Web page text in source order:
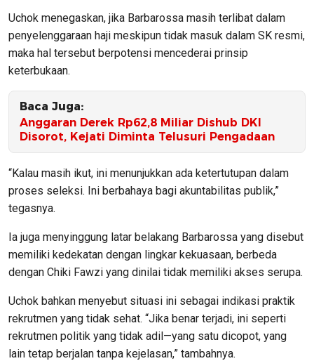
Uchok menegaskan, jika Barbarossa masih terlibat dalam
penyelenggaraan haji meskipun tidak masuk dalam SK resmi,
maka hal tersebut berpotensi mencederai prinsip
keterbukaan.
Baca Juga:
Anggaran Derek Rp62,8 Miliar Dishub DKI
Disorot, Kejati Diminta Telusuri Pengadaan
“Kalau masih ikut, ini menunjukkan ada ketertutupan dalam
proses seleksi. Ini berbahaya bagi akuntabilitas publik,”
tegasnya.
Ia juga menyinggung latar belakang Barbarossa yang disebut
memiliki kedekatan dengan lingkar kekuasaan, berbeda
dengan Chiki Fawzi yang dinilai tidak memiliki akses serupa.
Uchok bahkan menyebut situasi ini sebagai indikasi praktik
rekrutmen yang tidak sehat. “Jika benar terjadi, ini seperti
rekrutmen politik yang tidak adil—yang satu dicopot, yang
lain tetap berjalan tanpa kejelasan,” tambahnya.